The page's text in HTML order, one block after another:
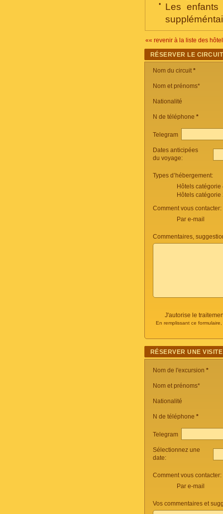
•
Les
«« revenir à la liste des
RÉSERVER LE CIRCUIT
Nom du circuit*
Nom et prénoms*
Nationalité
N de téléphone *
Telegram
Dates anticipées
du voyage:
Types d’hébergement:
Hôtels
Hôtels
Comment vous contacter:
Par e-mail
Commentaires,
J'autorise le
En remplissant ce
RÉSERVER UNE
Nom de l'excursion *
Nom et prénoms*
Nationalité
N de téléphone *
Telegram
Sélectionnez une
date:
Comment vous contacter:
Par e-mail
Vos commentaires et